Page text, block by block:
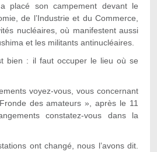
placé son campement devant le
de l’Industrie et du Commerce,
nucléaires, où manifestent aussi
et les militants antinucléaires.
bien : il faut occuper le lieu où se
voyez-vous, vous concernant
des amateurs », après le 11
constatez-vous dans la
ont changé, nous l’avons dit.